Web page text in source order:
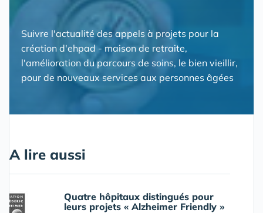
Suivre l'actualité des appels à projets pour la
création d'ehpad - maison de retraite,
l'amélioration du parcours de soins, le bien vieillir,
pour de nouveaux services aux personnes âgées
A lire aussi
Quatre hôpitaux distingués pour
leurs projets « Alzheimer Friendly »